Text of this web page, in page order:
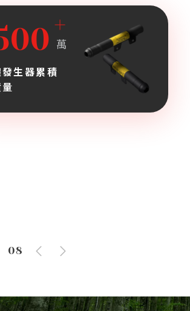
萬
生器累積
霧器等小型充氣裝置。體積
08